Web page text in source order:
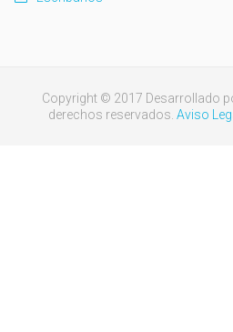
Copyright © 2017 Desarrollado
derechos reservados. Aviso